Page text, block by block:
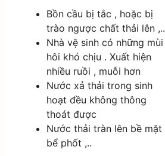
Bồn cầu bị tắc , hoặc bị
trào ngược chất thải lên ,..
Nhà vệ sinh có những mùi
hôi khó chịu . Xuất hiện
nhiều ruồi , muỗi hơn
Nước xả thải trong sinh
hoạt đều không thông
thoát được
Nước thải tràn lên bề mặt
bể phốt ,..